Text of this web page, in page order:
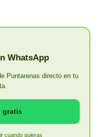
WhatsApp
Puntarenas directo en tu
gratis
cuando quieras